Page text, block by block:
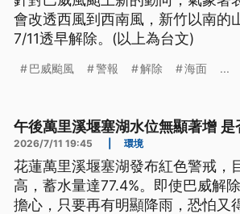
會改透西風到西南風，新竹以南的
7/11透早解除。(以上為台文)
巴威颱風 警報 解除 海面 ...
午後萬里溪堰塞湖水位無顯著增
2026/7/11 19:45 環境
花蓮萬里溪堰塞湖發布紅色警戒，
高，蓄水量達77.4%。即使巴威解
擔心，只要再有明顯降雨，恐怕又